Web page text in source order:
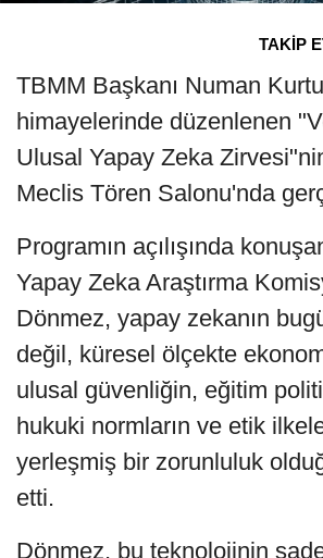
TAKİP
TBMM Başkanı Numan
himayelerinde düzenlenen
Ulusal Yapay Zeka Zirvesi"nin
Meclis Tören Salonu'nda
Programın açılışında
Yapay Zeka Araştırma
Dönmez, yapay zekanın
değil, küresel ölçekte
ulusal güvenliğin, eğitim
hukuki normların ve etik
yerleşmiş bir zorunluluk
etti.
Dönmez, bu teknolojinin